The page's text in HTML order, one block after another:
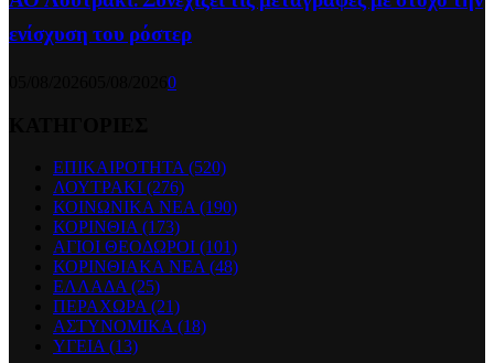
ενίσχυση του ρόστερ
0
ΕΠΙΚΑΙΡΟΤΗΤΑ(520)
ΛΟΥΤΡΑΚΙ (276)
ΚΟΙΝΩΝΙΚΑ ΝΕΑ(190)
ΚΟΡΙΝΘΙΑ(173)
ΑΓΙΟΙ ΘΕΟΔΩΡΟΙ (101)
ΚΟΡΙΝΘΙΑΚΑ ΝΕΑ(48)
ΕΛΛΑΔΑ(25)
ΠΕΡΑΧΩΡΑ(21)
ΑΣΤΥΝΟΜΙΚΑ(18)
ΥΓΕΙΑ(13)